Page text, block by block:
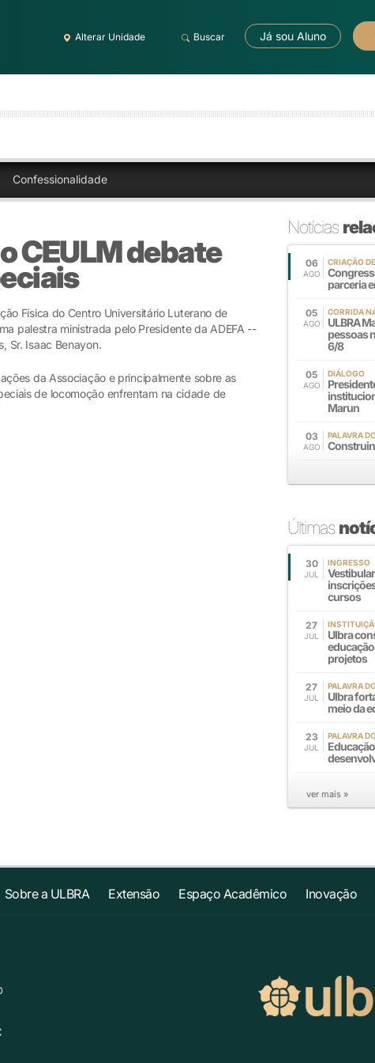
Alterar Unidade Buscar Já sou Aluno
Confessionalidade
CEULM debate
Física do Centro Universitário Luterano de
palestra ministrada pelo Presidente da ADEFA --
Sr. Isaac Benayon.
da Associação e principalmente sobre as
de locomoção enfrentam na cidade de
Notícias
06
AGO
CRIAÇÃO
parceria
05
AGO
CORRIDA
ULBRA
pessoas
6/8
05
AGO
DIÁLOGO
Marun
03
AGO
PALAVRA
Últimas
30
JUL
INGRESSO
cursos
27
JUL
Ulbra
projetos
27
JUL
PALAVRA
Ulbra
meio da
23
JUL
PALAVRA
ver mais »
Sobre a ULBRA Extensão Espaço Acadêmico Inovação